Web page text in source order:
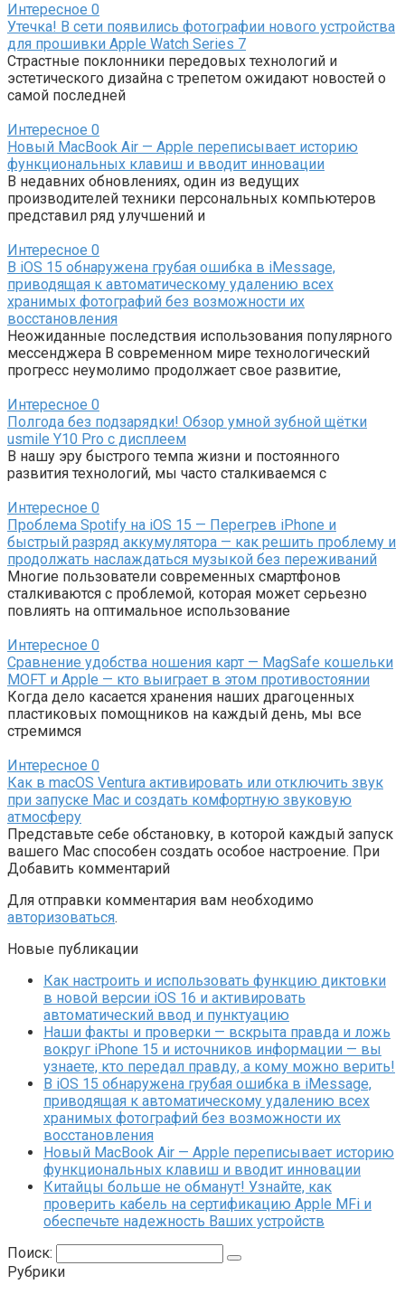
Интересное 0
Утечка! В сети появились фотографии нового устройства
для прошивки Apple Watch Series 7
Страстные поклонники передовых технологий и
эстетического дизайна с трепетом ожидают новостей о
самой последней
Интересное 0
Новый MacBook Air — Apple переписывает историю
функциональных клавиш и вводит инновации
В недавних обновлениях, один из ведущих
производителей техники персональных компьютеров
представил ряд улучшений и
Интересное 0
В iOS 15 обнаружена грубая ошибка в iMessage,
приводящая к автоматическому удалению всех
хранимых фотографий без возможности их
восстановления
Неожиданные последствия использования популярного
мессенджера В современном мире технологический
прогресс неумолимо продолжает свое развитие,
Интересное 0
Полгода без подзарядки! Обзор умной зубной щётки
usmile Y10 Pro с дисплеем
В нашу эру быстрого темпа жизни и постоянного
развития технологий, мы часто сталкиваемся с
Интересное 0
Проблема Spotify на iOS 15 — Перегрев iPhone и
быстрый разряд аккумулятора — как решить проблему и
продолжать наслаждаться музыкой без переживаний
Многие пользователи современных смартфонов
сталкиваются с проблемой, которая может серьезно
повлиять на оптимальное использование
Интересное 0
Сравнение удобства ношения карт — MagSafe кошельки
MOFT и Apple — кто выиграет в этом противостоянии
Когда дело касается хранения наших драгоценных
пластиковых помощников на каждый день, мы все
стремимся
Интересное 0
Как в macOS Ventura активировать или отключить звук
при запуске Mac и создать комфортную звуковую
атмосферу
Представьте себе обстановку, в которой каждый запуск
вашего Mac способен создать особое настроение. При
Добавить комментарий
Для отправки комментария вам необходимо
авторизоваться.
Новые публикации
Как настроить и использовать функцию диктовки
в новой версии iOS 16 и активировать
автоматический ввод и пунктуацию
Наши факты и проверки — вскрыта правда и ложь
вокруг iPhone 15 и источников информации — вы
узнаете, кто передал правду, а кому можно верить!
В iOS 15 обнаружена грубая ошибка в iMessage,
приводящая к автоматическому удалению всех
хранимых фотографий без возможности их
восстановления
Новый MacBook Air — Apple переписывает историю
функциональных клавиш и вводит инновации
Китайцы больше не обманут! Узнайте, как
проверить кабель на сертификацию Apple MFi и
обеспечьте надежность Ваших устройств
Поиск:
Рубрики